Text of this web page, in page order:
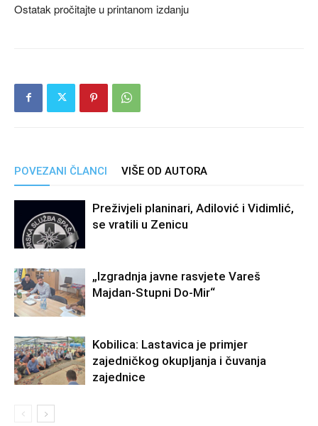
Ostatak pročitajte u printanom izdanju
POVEZANI ČLANCI VIŠE OD AUTORA
Preživjeli planinari, Adilović i Vidimlić,
se vratili u Zenicu
„Izgradnja javne rasvjete Vareš
Majdan-Stupni Do-Mir“
Kobilica: Lastavica je primjer
zajedničkog okupljanja i čuvanja
zajednice